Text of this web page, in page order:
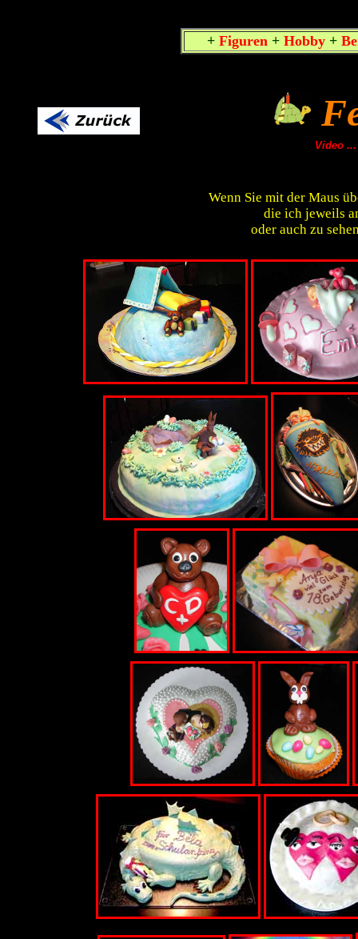
+ Figuren + Hobby +
Video
Wenn Sie mit der Maus
die ich jeweils
oder auch zu